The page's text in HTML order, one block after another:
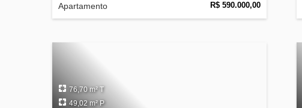
Apartamento R$ 590.000,00
76,70 m² T
49,02 m² P